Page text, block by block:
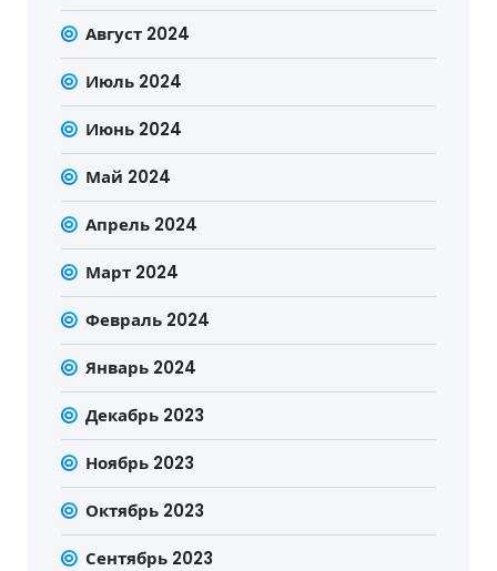
Август 2024
Июль 2024
Июнь 2024
Май 2024
Апрель 2024
Март 2024
Февраль 2024
Январь 2024
Декабрь 2023
Ноябрь 2023
Октябрь 2023
Сентябрь 2023